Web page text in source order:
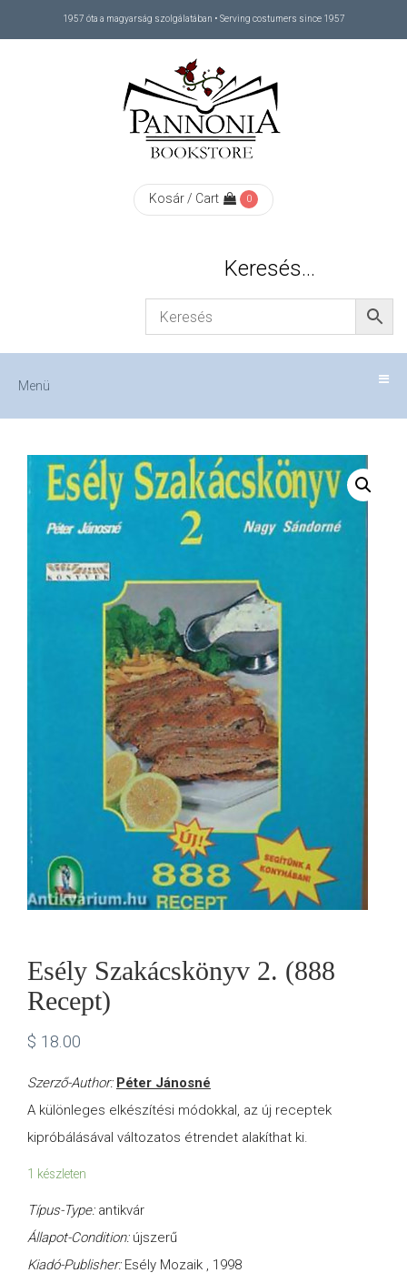
1957 óta a magyarság szolgálatában • Serving costumers since 1957
Kosár / Cart 0
Keresés…
Menü
SHOP
Esély Szakácskönyv 2. (888
Recept)
$ 18.00
Szerző-Author: Péter Jánosné
A különleges elkészítési módokkal, az új receptek
kipróbálásával változatos étrendet alakíthat ki.
1 készleten
Típus-Type: antikvár
Állapot-Condition: újszerű
Kiadó-Publisher: Esély Mozaik , 1998